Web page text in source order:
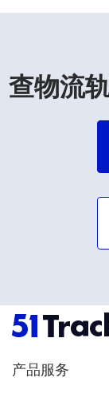
查物流
产品服务